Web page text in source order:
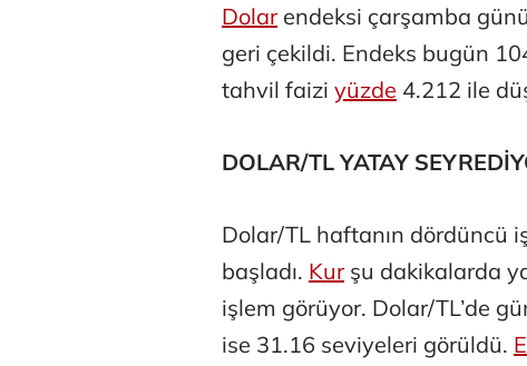
Dolarendeksi çarşamba
geri çekildi. Endeks bugün
tahvil faizi yüzde 4.212 ile
DOLAR/TL YATAY
Dolar/TL haftanın dördüncü
başladı. Kurşu dakikalarda
işlem görüyor. Dolar/TL’de
ise 31.16 seviyeleri görüldü.